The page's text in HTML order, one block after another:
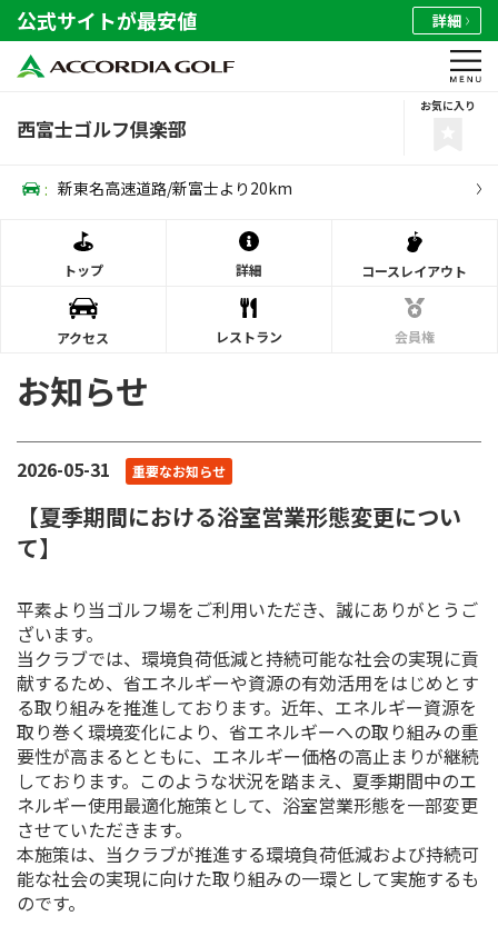
公式サイトが最安値 詳細
西富士ゴルフ倶楽部
お気に入り
: 新東名高速道路/新富士より20km
トップ 詳細 コースレイアウト
アクセス レストラン 会員権
お知らせ
2026-05-31 重要なお知らせ
【夏季期間における浴室営業形態変更につい
て】
平素より当ゴルフ場をご利用いただき、誠にありがとうご
ざいます。
当クラブでは、環境負荷低減と持続可能な社会の実現に貢
献するため、省エネルギーや資源の有効活用をはじめとす
る取り組みを推進しております。近年、エネルギー資源を
取り巻く環境変化により、省エネルギーへの取り組みの重
要性が高まるとともに、エネルギー価格の高止まりが継続
しております。このような状況を踏まえ、夏季期間中のエ
ネルギー使用最適化施策として、浴室営業形態を一部変更
させていただきます。
本施策は、当クラブが推進する環境負荷低減および持続可
能な社会の実現に向けた取り組みの一環として実施するも
のです。